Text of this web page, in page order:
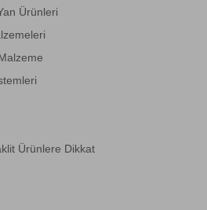
Ürünleri
Ürünlere Dikkat